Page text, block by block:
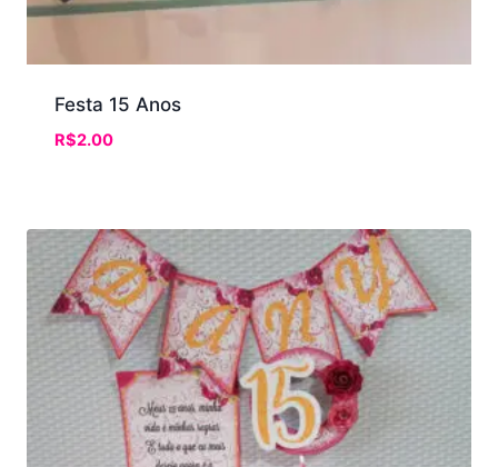
Festa 15 Anos
R$2.00